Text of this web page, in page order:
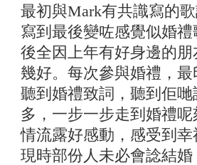
最初與Mark有共識寫的
寫到最後變咗感覺似婚禮
後全因上年有好身邊的
幾好。每次參與婚禮，最
聽到婚禮致詞，聽到佢
多，一步一步走到婚禮
情流露好感動，感受到幸
現時部份人未必會諗結